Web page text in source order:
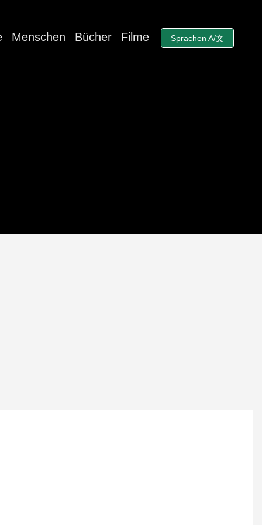
Menschen Bücher Filme Sprachen A/文